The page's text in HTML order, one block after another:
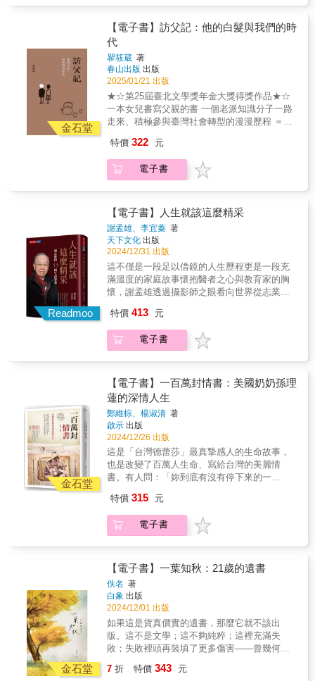
傷痕。
真情告白！〡專文推薦〡蘇貞昌〡前行政院院
長、前交通部部長徐衍璞〡國防部前副部長、
前陸軍司令熊厚基〡總統府戰略顧問、前空軍
司令鄧志忠〡海軍一二四艦隊戰隊長陶治中〡
淡江大學運管系教授黃俊男〡鄭豐喜基金會總
監童世哲〡台鐵工會理事長本書是杜微四十年
鐵道人生的真情記錄。透過其書，可以看到他
在各個不同工作崗位上為台鐵所做的努力。杜
微的故事，不只是他個人的經歷，其實也是一
革與進步的縮影。──蘇貞昌／前行政院院長杜
微董事長在卸下重責大任後，將他一路走來身
為台鐵人的心情與觀察，由小入大，提供了非
常豐富精采的描寫；面對各項台鐵重大挑戰，
析，非常值得大家細細體會。──陳世凱／交通
部部長
電」跨領域之專才，在台鐵跨時代的公司化及
票價調整過程中，全體台鐵人披荊斬棘，歷史
性的任務。>>一九八○年代台鐵許多的重大歷
史事件內幕、「類火車」展開勞資抗衡、時代
巨輪－落實勞基法、重大事故的魔咒、紅眼會
議與518密約……。>>面對各項台鐵重大挑
戰，專業深入的分析，第一線的台鐵人心情寫
照。本書概分為三部分：初始進入台鐵的磨練
期、成為中高階主管的成長期、以及身為台鐵
負責人的奮鬥期。綜觀全書可以瞭解體會台鐵
背後所留下的笑與淚。杜微40年的鐵道見證與
真情告白！〡專文推薦〡蘇貞昌〡前行政院院
長陳世凱〡交通部部長王國材〡中華郵政董事
前陸軍司令熊厚基〡總統府戰略顧問、前空軍
司令鄧志忠〡海軍一二四艦隊戰隊長陶治中〡
淡江大學運管系教授黃俊男〡鄭豐喜基金會總
監童世哲〡台鐵工會理事長本書是杜微四十年
鐵道人生的真情記錄。透過其書，可以看到他
在各個不同工作崗位上為台鐵所做的努力。杜
微的故事，不只是他個人的經歷，其實也是一
革與進步的縮影。──蘇貞昌／前行政院院長杜
微董事長在卸下重責大任後，將他一路走來身
為台鐵人的心情與觀察，由小入大，提供了非
析，非常值得大家細細體會。──陳世凱／交通
部部長
金石堂
【電子書】訪父記：他的白髮與我們的時
代
瞿筱葳 著
春山出版 出版
2025/01/21 出版
★☆第25屆臺北文學獎年金大獎得獎作品★☆
一本女兒書寫父親的書 一個老派知識分子一路
走來、積極參與臺灣社會轉型的漫漫歷程 ＝臺
社會學家，出生於中國四川，三歲來臺灣。在
六〇年代自由主義的微弱氣息中，成為本土第
一代建立學術基礎的中堅，他和他的老師與同
後來走進體制，有些維持運動姿態，有些堅持
論政不參政，有些依舊維持抑或悖離了原本的
初衷&hellip;&hellip;所有的故事與人物，後來散
進新聞、茶餘甚或課本教材乃至電視劇，他們
有些還在世，有些已然離去。 瞿海源也是瞿筱
葳的父親，在九〇年代的中學時光，她看著父
親與野百合的大學生們出沒廣場、在電視評論
時政，趕稿給報社記者，在諸多國政議題間辯
論與溝通；成年後，看著他推動公共媒體、編
的白髮爍爍。與此同時，瞿筱葳也開展屬於自
己的冒險，從社運、媒體、紀錄片一直到 g0v
，多個角度觀察並參與這個社會的轉型與變
動。 對於父親，瞿筱葳以為已經做了一輩子田
野，實際執筆後卻發現還有太多故事必須探
究，不只對父親，也對那個其實不遠的九〇年
代。父與女，受訪者與寫作者，在不同的時代
與領域穿梭，聆聽與對話交織出雙軌的記憶，
這也才發現，父親一直行動、一直想說的是：
個體跟個體間，要有所連結，要逐漸形成共
識；已成中年的女兒所思考的，則不僅是人們
如何走在一起，也要回望在每一個振幅間，我
一路走來的漫漫歷程，以及臺灣社會不間斷的
變遷。 ☆ 封面設計 ＆ 封面、 內頁插圖 王春
子
特價 322 元
電子書
Readmoo
【電子書】人生就該這麼精采
謝孟雄、李宜蓁 著
天下文化 出版
2024/12/31 出版
這不僅是一段足以借鏡的人生歷程更是一段充
滿溫度的家庭故事懷抱醫者之心與教育家的胸
懷，謝孟雄透過攝影師之眼看向世界從志業、
慧一個畢生都在挑戰自己、解決困難的人，他
的人生會是怎麼樣的精采故事？謝孟雄身兼醫
師與教育家，也曾涉足政治界與藝術圈，跨領
遭逢艱鉅任務，總能憑藉著努力和智慧扭轉乾
坤，成就非凡卻從不以此為傲，泰而不驕的處
世態度，堪稱君子典範。本書分別從謝孟雄的
童年、志向、職業、興趣、成就、價值觀、摯
愛、生命回顧等八大面向側寫，字裡行間處處
可見他對父親謝東閔的崇敬、對母親潘影清的
依賴、對妻子林澄枝的疼愛，以及對四個女兒
文宜、文安、文心、文珊的關懷。難能可貴的
真摯情感，讓讀者在學習其人風範的同時，也
能感受到由愛與回憶共構的家族凝聚力。謝孟
能失望、也不要放棄，總會找到一條生路。◆
你說我的人生喜歡走困難的路嗎？我的想法
是，容易的，誰都可以做！我最好做別人不能
怎麼處理一個危機，轉危為安、逆轉局勢，這
種事情對我來說很有挑戰性。力挽狂瀾，由負
變正才有意思！◆ 我覺得沒有什麼東西難得倒
我，我也不是輕易放棄的人。這次不行，我就
一次一次不斷累積經驗，在那個領域就會慢慢
達到一個境界。◆ 幸福跟苦惱窮困都是相對
的，沒有透過比較，看不出價值。你貧窮過，
融會貫通以後，自然可以舉一反三。知識一旦
特價 413 元
電子書
金石堂
【電子書】一百萬封情書：美國奶奶孫理
蓮的深情人生
鄭維棕、楊淑清 著
啟示 出版
2024/12/26 出版
這是「台灣德蕾莎」最真摯感人的生命故事，
也是改變了百萬人生命、寫給台灣的美麗情
書。有人問：「妳到底有沒有停下來的一
-----------------------------------------------------戰後滿目
瘡痍的台灣，需要救助的人太多，物資太少。
為了給孤兒一個家，為了將醫療資源帶給偏鄉
理蓮以書信向海外的善心人士募款、募物資。
從每個月五十封到幾百封的親筆函，到往後的
每個月成千上萬封印刷信，三十多年從無間
斷。這些信，將海外各地的愛，在台灣匯流在
一起。無數個夜裡，伏案的身影，一封封的
信，是台灣最美的情書。-------------------------------
-------------------------本書講述了芥菜種會創辦人孫
理蓮女士的傳奇一生。從她在美國農村的童年
開始，到她與丈夫孫雅各相識、相偕到台灣宣
特價 315 元
電子書
金石堂
【電子書】一葉知秋：21歲的遺書
佚名 著
白象 出版
2024/12/01 出版
如果這是貨真價實的遺書，那麼它就不該出
版。這不是文學；這不夠純粹；這裡充滿失
敗；失敗裡頭再裝填了更多傷害——曾幾何
有文字，都是諷刺。再把它們公諸於世，便完
7 折 特價 343 元